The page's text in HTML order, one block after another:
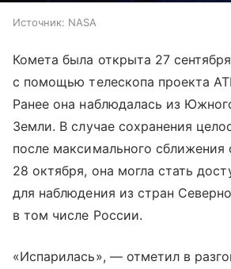
Источник: NASA
Комета была открыта 27
с помощью телескопа проекта
Ранее она наблюдалась из
Земли. В случае сохранения
после максимального
28 октября, она могла стать
для наблюдения из стран
в том числе России.
«Испарилась», — отметил в